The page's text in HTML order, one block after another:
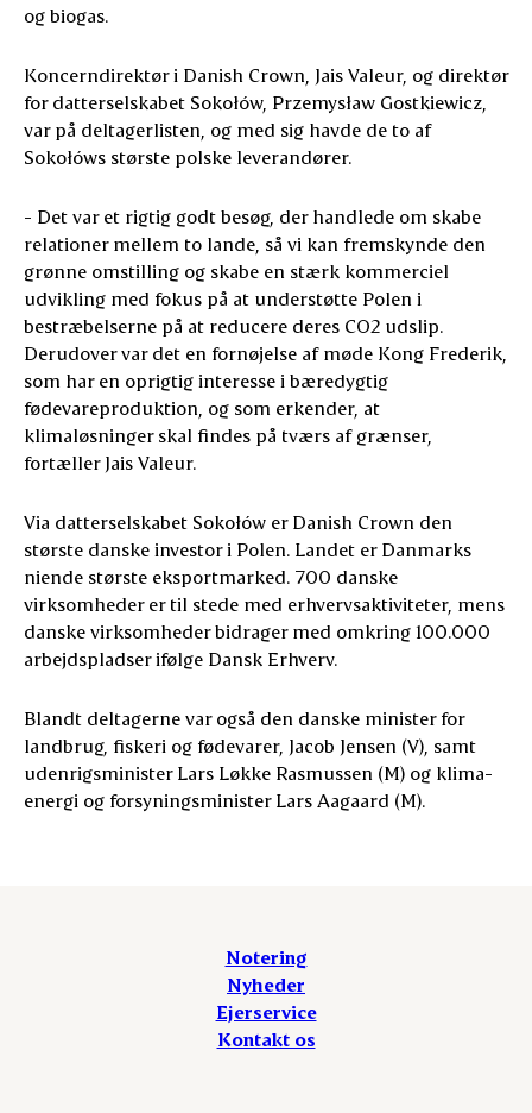
og biogas.
Koncerndirektør i Danish Crown, Jais Valeur, og direktør
for datterselskabet Sokołów, Przemysław Gostkiewicz,
var på deltagerlisten, og med sig havde de to af
Sokołóws største polske leverandører.
- Det var et rigtig godt besøg, der handlede om skabe
relationer mellem to lande, så vi kan fremskynde den
grønne omstilling og skabe en stærk kommerciel
udvikling med fokus på at understøtte Polen i
bestræbelserne på at reducere deres CO2 udslip.
Derudover var det en fornøjelse af møde Kong Frederik,
som har en oprigtig interesse i bæredygtig
fødevareproduktion, og som erkender, at
klimaløsninger skal findes på tværs af grænser,
fortæller Jais Valeur.
Via datterselskabet Sokołów er Danish Crown den
største danske investor i Polen. Landet er Danmarks
niende største eksportmarked. 700 danske
virksomheder er til stede med erhvervsaktiviteter, mens
danske virksomheder bidrager med omkring 100.000
arbejdspladser ifølge Dansk Erhverv.
Blandt deltagerne var også den danske minister for
landbrug, fiskeri og fødevarer, Jacob Jensen (V), samt
udenrigsminister Lars Løkke Rasmussen (M) og klima-
energi og forsyningsminister Lars Aagaard (M).
Notering
Nyheder
Ejerservice
Kontakt os